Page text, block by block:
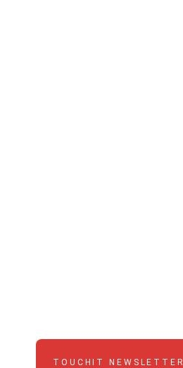
TOUCHIT NEWSLETTER